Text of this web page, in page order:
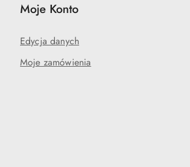
Moje Konto
Edycja danych
Moje zamówienia